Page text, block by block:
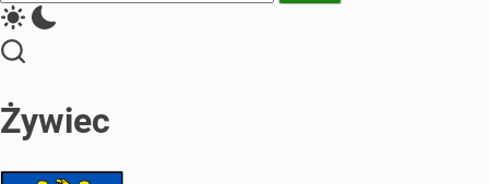
Żywiec